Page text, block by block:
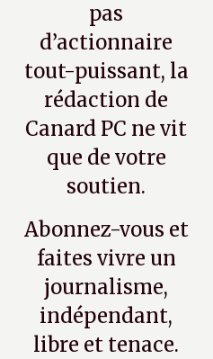
pas
d’actionnaire
tout-puissant, la
rédaction de
Canard PC ne vit
que de votre
soutien.
Abonnez-vous et
faites vivre un
journalisme,
indépendant,
libre et tenace.